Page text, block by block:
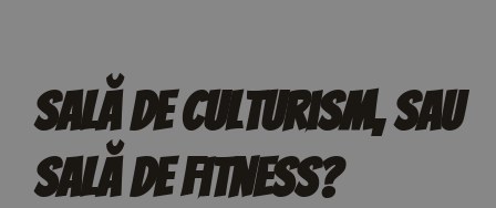
Sală De Culturism, Sau
Sală De Fitness?